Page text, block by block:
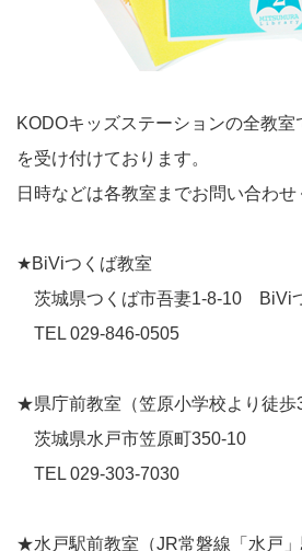
KODOキッズステーションの全教
を受け付けております。
日時などは各教室までお問い合わせ
★BiViつくば教室
茨城県つくば市吾妻1-8-10 BiVi
TEL 029-846-0505
★県庁前教室（笠原小学校より徒歩
茨城県水戸市笠原町350-10
TEL 029-303-7030
★水戸駅前教室（JR常磐線「水戸」